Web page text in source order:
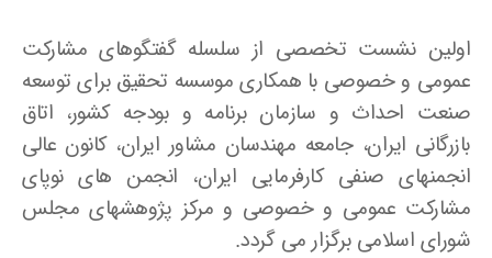
اولین نشست تخصصی از سلسله گفتگوهای مشارکت
عمومی و خصوصی با همکاری موسسه تحقیق برای توسعه
صنعت احداث و سازمان برنامه و بودجه کشور، اتاق
بازرگانی ایران، جامعه مهندسان مشاور ایران، کانون عالی
انجمنهای صنفی کارفرمایی ایران، انجمن های نوپای
مشارکت عمومی و خصوصی و مرکز پژوهشهای مجلس
شورای اسلامی برگزار می گردد.